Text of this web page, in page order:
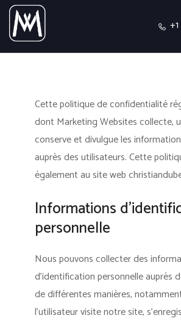
Cette politique de confidentialité
dont Marketing Websites collecte,
conserve et divulgue les
auprès des utilisateurs.Cette
également au site web
Informations
personnelle
Nous pouvons collecter des
d’identification personnelle auprès
de différentes manières,
l’utilisateur visite notre site,